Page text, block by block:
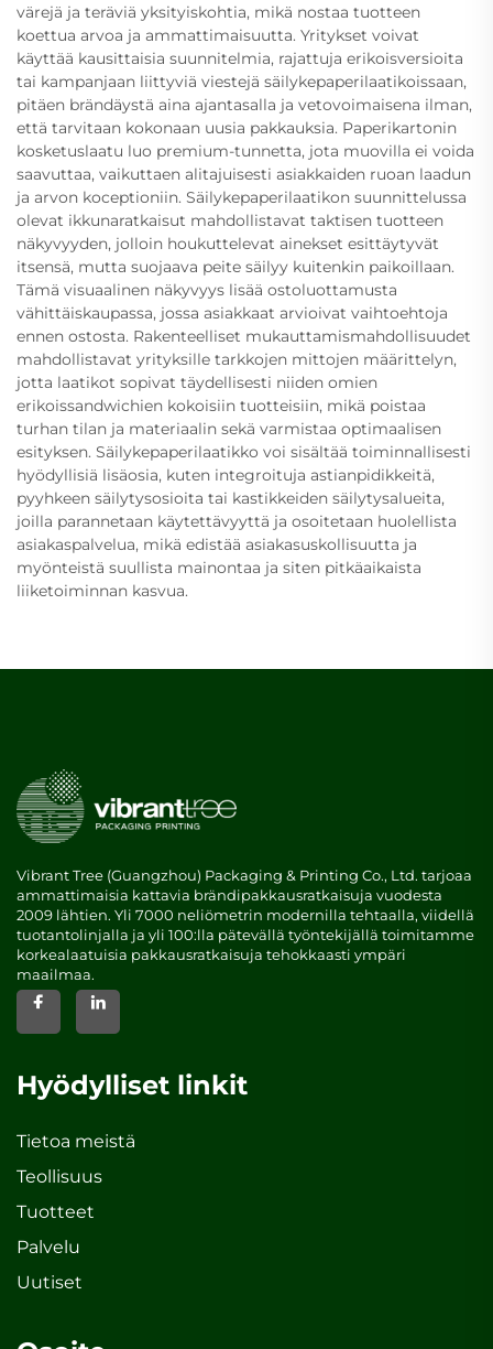
värejä ja teräviä yksityiskohtia, mikä nostaa tuotteen
koettua arvoa ja ammattimaisuutta. Yritykset voivat
käyttää kausittaisia suunnitelmia, rajattuja erikoisversioita
tai kampanjaan liittyviä viestejä säilykepaperilaatikoissaan,
pitäen brändäystä aina ajantasalla ja vetovoimaisena ilman,
että tarvitaan kokonaan uusia pakkauksia. Paperikartonin
kosketuslaatu luo premium-tunnetta, jota muovilla ei voida
saavuttaa, vaikuttaen alitajuisesti asiakkaiden ruoan laadun
ja arvon koceptioniin. Säilykepaperilaatikon suunnittelussa
olevat ikkunaratkaisut mahdollistavat taktisen tuotteen
näkyvyyden, jolloin houkuttelevat ainekset esittäytyvät
itsensä, mutta suojaava peite säilyy kuitenkin paikoillaan.
Tämä visuaalinen näkyvyys lisää ostoluottamusta
vähittäiskaupassa, jossa asiakkaat arvioivat vaihtoehtoja
ennen ostosta. Rakenteelliset mukauttamismahdollisuudet
mahdollistavat yrityksille tarkkojen mittojen määrittelyn,
jotta laatikot sopivat täydellisesti niiden omien
erikoissandwichien kokoisiin tuotteisiin, mikä poistaa
turhan tilan ja materiaalin sekä varmistaa optimaalisen
esityksen. Säilykepaperilaatikko voi sisältää toiminnallisesti
hyödyllisiä lisäosia, kuten integroituja astianpidikkeitä,
pyyhkeen säilytysosioita tai kastikkeiden säilytysalueita,
joilla parannetaan käytettävyyttä ja osoitetaan huolellista
asiakaspalvelua, mikä edistää asiakasuskollisuutta ja
myönteistä suullista mainontaa ja siten pitkäaikaista
liiketoiminnan kasvua.
Vibrant Tree (Guangzhou) Packaging & Printing Co., Ltd. tarjoaa
ammattimaisia kattavia brändipakkausratkaisuja vuodesta
2009 lähtien. Yli 7000 neliömetrin modernilla tehtaalla, viidellä
tuotantolinjalla ja yli 100:lla pätevällä työntekijällä toimitamme
korkealaatuisia pakkausratkaisuja tehokkaasti ympäri
maailmaa.
Hyödylliset linkit
Tietoa meistä
Teollisuus
Tuotteet
Palvelu
Uutiset